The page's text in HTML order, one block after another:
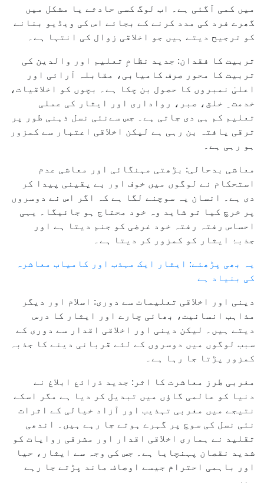
میں کمی آگئی ہے۔ اب لوگ کسی حادثے یا مشکل میں
گھرے فرد کی مدد کرنے کے بجائے اس کی ویڈیو بنانے
کو ترجیح دیتے ہیں جو اخلاقی زوال کی انتہا ہے۔
تربیت کا فقدان: جدید نظامِ تعلیم اور والدین کی
تربیت کا محور صرف کامیابی، مقابلہ آرائی اور
اعلیٰ نمبروں کا حصول بن چکا ہے۔ بچوں کو اخلاقیات،
خدمت ِ خلق، صبر، رواداری اور ایثار کی عملی
تعلیم کم ہی دی جاتی ہے۔ جس سےنئی نسل ذہنی طور پر
ترقی یافتہ بن رہی ہے لیکن اخلاقی اعتبار سے کمزور
ہو رہی ہے۔
معاشی بدحالی: بڑھتی مہنگائی اور معاشی عدم
استحکام نے لوگوں میں خوف اور بے یقینی پیدا کر
دی ہے۔ انسان یہ سوچنے لگا ہے کہ اگر اس نے دوسروں
پر خرچ کیا تو شاید وہ خود محتاج ہو جائیگا۔ یہی
احساس رفتہ رفتہ خود غرضی کو جنم دیتا ہے اور
جذبۂ ایثار کو کمزور کر دیتا ہے۔
یہ بھی پڑھئے: ایثار ایک مہذب اور کامیاب معاشرہ
کی بنیاد ہے
دینی اور اخلاقی تعلیمات سے دوری: اسلام اور دیگر
مذاہب انسانیت، بھائی چارے اور ایثار کا درس
دیتے ہیں۔ لیکن دینی اور اخلاقی اقدار سے دوری کے
سبب لوگوں میں دوسروں کے لئے قربانی دینے کا جذبہ
کمزور پڑتا جا رہا ہے۔
مغربی طرز معاشرت کا اثر: جدید ذرائع ابلاغ نے
دنیا کو عالمی گاؤں میں تبدیل کر دیا ہے مگر اسکے
نتیجے میں مغربی تہذیب اور آزاد خیالی کے اثرات
نئی نسل کی سوچ پر گہرے ہوتے جا رہے ہیں۔ اندھی
تقلید نے ہماری اخلاقی اقدار اور مشرقی روایات کو
شدید نقصان پہنچایا ہے۔ جس کی وجہ سے ایثار، حیا
اور باہمی احترام جیسے اوصاف ماند پڑتے جا رہے
ہیں۔